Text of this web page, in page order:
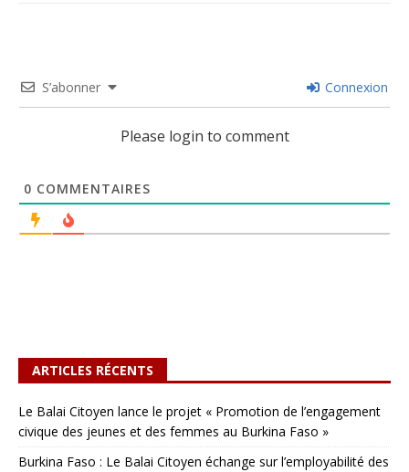
S’abonner Connexion
Please login to comment
0 COMMENTAIRES
ARTICLES RÉCENTS
Le Balai Citoyen lance le projet « Promotion de l’engagement
civique des jeunes et des femmes au Burkina Faso »
Burkina Faso : Le Balai Citoyen échange sur l’employabilité des